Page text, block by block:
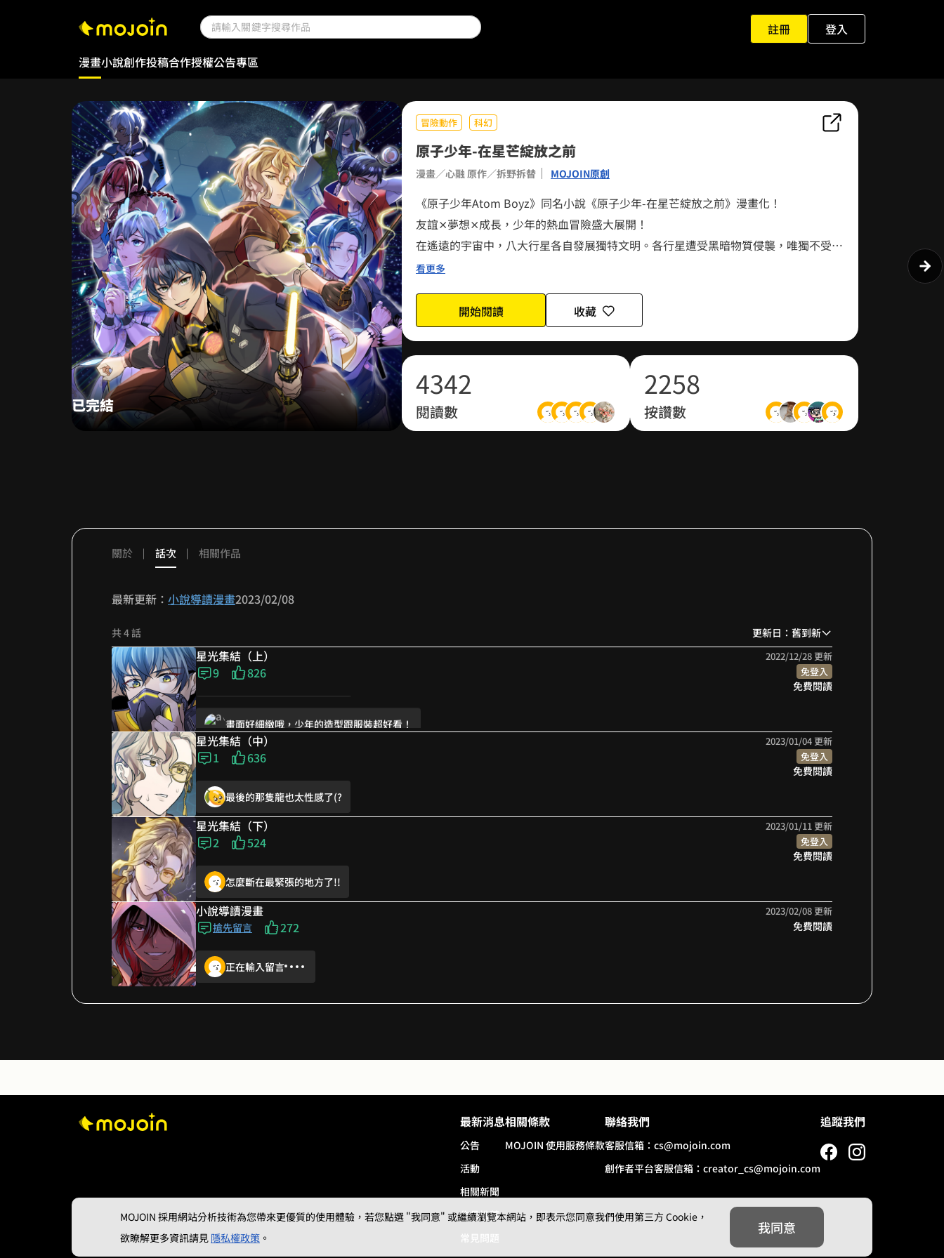
註冊
登入
漫畫小說創作投稿合作授權公告專區
已完結
冒險動作 科幻
原子少年-在星芒綻放之前
漫畫／心融 原作／拆野拆替 MOJOIN原創
《原子少年Atom Boyz》同名小說《原子少年-在星芒綻放之前》漫畫化！
友誼⨯夢想⨯成長，少年的熱血冒險盛大展開！
在遙遠的宇宙中，八大行星各自發展獨特文明。各行星遭受黑暗物質侵襲，唯獨不受影
響的「原子少年」，成為眾人的希望。身負使命的他們，擁有各自的夢想以及迷惘。在
看更多
開始閱讀 收藏
0
1
2
3
4
5
8
0
1
2
3
4
7
0
1
2
3
4
5
8
0
1
2
6
9
閱讀數
1
2
3
6
9
1
2
3
6
9
0
1
4
5
6
9
3
4
7
8
按讚數
關於 話次 相關作品
最新更新： 小說導讀漫畫2023/02/08
共 4 話 更新日：舊到新
星光集結（上） 2022/12/28 更新
9 826
服裝真的好多細節，好好看
畫面好細緻哦，少年的造型跟服裝超好看！
好看耶
免登入
免費閱讀
星光集結（中） 2023/01/04 更新
1 636
最後的那隻龍也太性感了(?
免登入
免費閱讀
星光集結（下） 2023/01/11 更新
2 524
怎麼斷在最緊張的地方了!!
少年們戰鬥好熱血啊!!!好想多看一點!!!
怎麼斷在最緊張的地方了!!
免登入
免費閱讀
小說導讀漫畫 2023/02/08 更新
搶先留言 272
正在輸入留言
免費閱讀
最新消息
公告
活動
相關新聞
作品推薦
常見問題
相關條款
MOJOIN 使用服務條款
聯絡我們
客服信箱： cs@mojoin.com
創作者平台客服信箱： creator_cs@mojoin.com
追蹤我們
MOJOIN 採用網站分析技術為您帶來更優質的使用體驗，若您點選 "我同意" 或繼續瀏覽本網站，即表示您同意我們使用第三方 Cookie，
欲瞭解更多資訊請見 隱私權政策 。
我同意